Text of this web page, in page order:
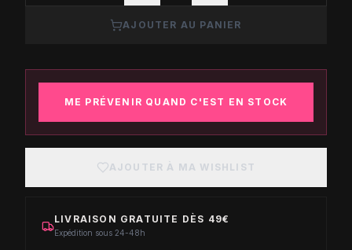
AJOUTER AU PANIER
ME PRÉVENIR QUAND C'EST EN STOCK
AJOUTER À MA WISHLIST
LIVRAISON GRATUITE DÈS 49€
Expédition sous 24-48h